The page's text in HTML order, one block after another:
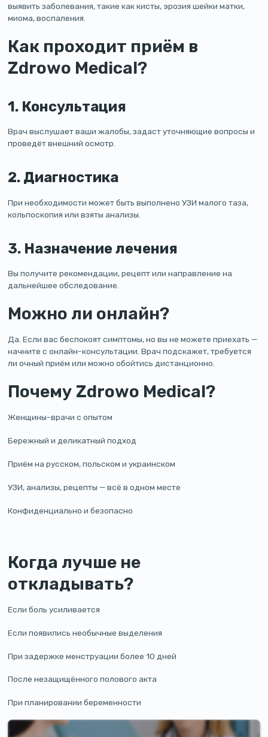
выявить заболевания, такие как кисты, эрозия шейки матки,
миома, воспаления.
Как проходит приём в
Zdrowo Medical?
1. Консультация
Врач выслушает ваши жалобы, задаст уточняющие вопросы и
проведёт внешний осмотр.
2. Диагностика
При необходимости может быть выполнено УЗИ малого таза,
кольпоскопия или взяты анализы.
3. Назначение лечения
Вы получите рекомендации, рецепт или направление на
дальнейшее обследование.
Можно ли онлайн?
Да. Если вас беспокоят симптомы, но вы не можете приехать —
начните с онлайн-консультации. Врач подскажет, требуется
ли очный приём или можно обойтись дистанционно.
Почему Zdrowo Medical?
Женщины-врачи с опытом
Бережный и деликатный подход
Приём на русском, польском и украинском
УЗИ, анализы, рецепты — всё в одном месте
Конфиденциально и безопасно
Когда лучше не
откладывать?
Если боль усиливается
Если появились необычные выделения
При задержке менструации более 10 дней
После незащищённого полового акта
При планировании беременности